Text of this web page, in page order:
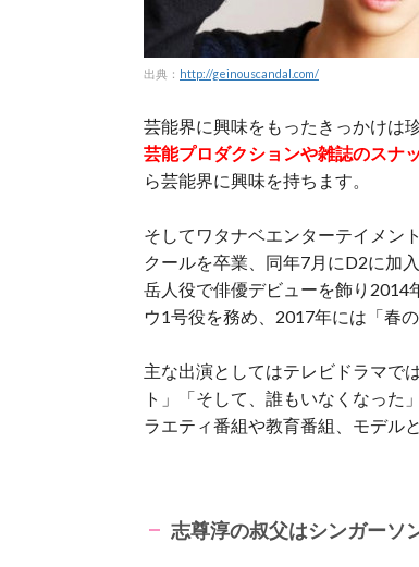
出典： http://geinouscandal.com/
芸能界に興味をもったきっかけは
芸能プロダクションや雑誌のスナ
ら芸能界に興味を持ちます。
そしてワタナベエンターテイメン
クールを卒業、同年7月にD2に加
岳人役で俳優デビューを飾り2014
ウ1号役を務め、2017年には「春
主な出演としてはテレビドラマで
ト」「そして、誰もいなくなった
ラエティ番組や教育番組、モデル
志尊淳の叔父はシンガーソ